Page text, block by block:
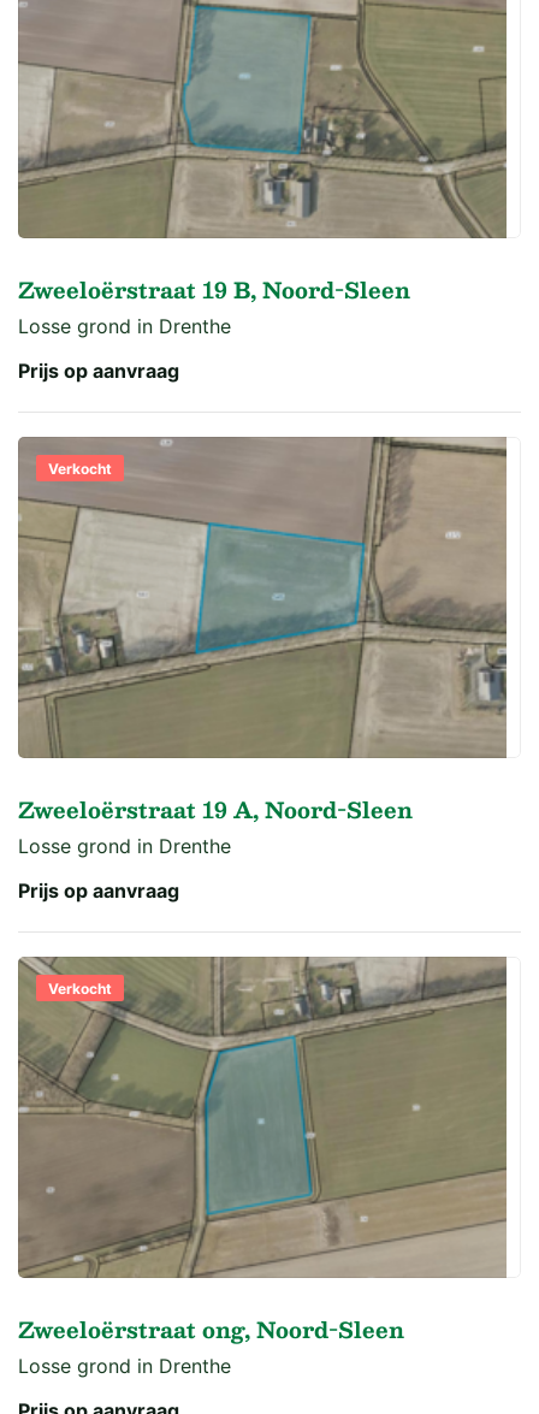
Zweeloërstraat 19 B, Noord-Sleen
Losse grond in Drenthe
Prijs op aanvraag
Verkocht
Zweeloërstraat 19 A, Noord-Sleen
Losse grond in Drenthe
Prijs op aanvraag
Verkocht
Zweeloërstraat ong, Noord-Sleen
Losse grond in Drenthe